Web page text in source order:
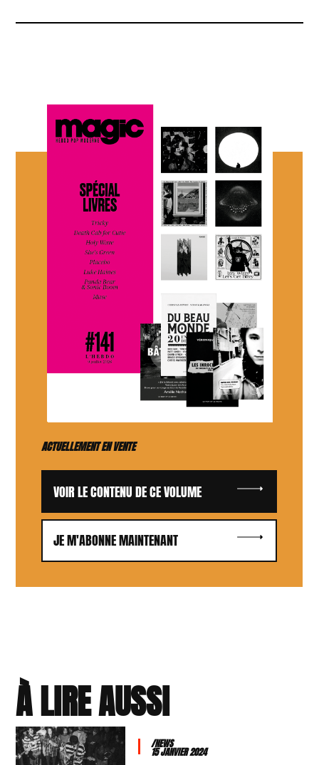
ACTUELLEMENT EN VENTE
VOIR LE CONTENU DE CE VOLUME
JE M'ABONNE MAINTENANT
À LIRE AUSSI
/NEWS
15 JANVIER 2024